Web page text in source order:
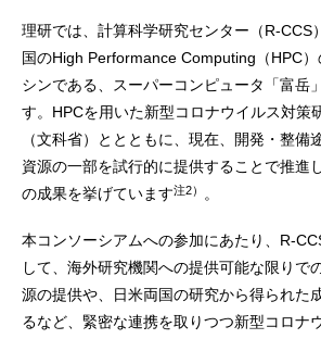
理研では、計算科学研究センター（R-CCS
国のHigh Performance Computing（HPC
シンである、スーパーコンピュータ「富岳
す。HPCを用いた新型コロナウイルス対策
（文科省）ととともに、現在、開発・整備
資源の一部を試行的に提供することで推進
の成果を挙げています注2） 。
本コンソーシアムへの参加にあたり、R-
して、海外研究機関への提供可能な限りで
源の提供や、日米両国の研究から得られた
るなど、緊密な連携を取りつつ新型コロナ